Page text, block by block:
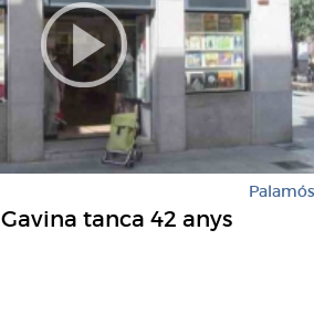
Palamós
tanca 42 anys